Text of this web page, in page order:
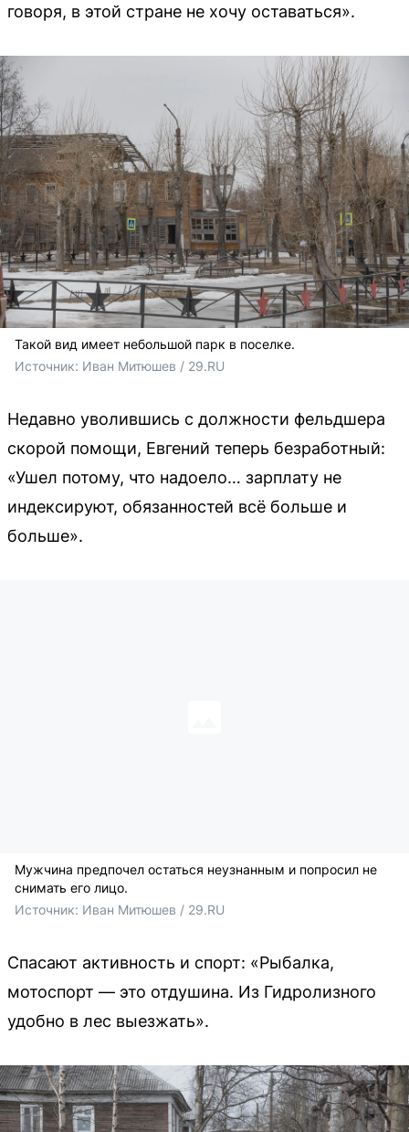
говоря, в этой стране не хочу оставаться».
Такой вид имеет небольшой парк в поселке.
Источник: Иван Митюшев / 29.RU
Недавно уволившись с должности фельдшера
скорой помощи, Евгений теперь безработный:
«Ушел потому, что надоело… зарплату не
индексируют, обязанностей всё больше и
больше».
Мужчина предпочел остаться неузнанным и попросил не
снимать его лицо.
Источник: Иван Митюшев / 29.RU
Спасают активность и спорт: «Рыбалка,
мотоспорт — это отдушина. Из Гидролизного
удобно в лес выезжать».